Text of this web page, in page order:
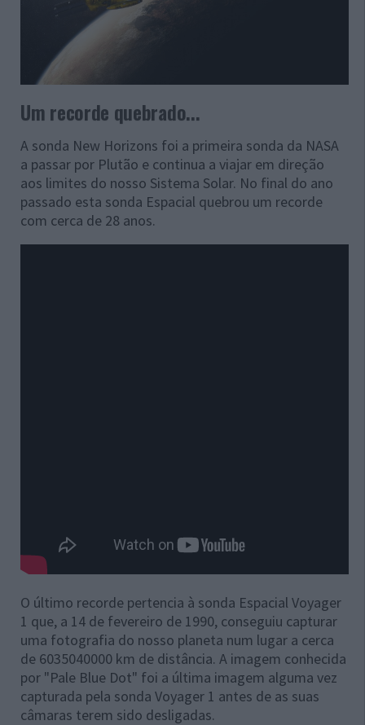
Um recorde quebrado...
A sonda New Horizons foi a primeira sonda da NASA
a passar por Plutão e continua a viajar em direção
aos limites do nosso Sistema Solar. No final do ano
passado esta sonda Espacial quebrou um recorde
com cerca de 28 anos.
O último recorde pertencia à sonda Espacial Voyager
1 que, a 14 de fevereiro de 1990, conseguiu capturar
uma fotografia do nosso planeta num lugar a cerca
de 6035040000 km de distância. A imagem conhecida
por "Pale Blue Dot" foi a última imagem alguma vez
capturada pela sonda Voyager 1 antes de as suas
câmaras terem sido desligadas.